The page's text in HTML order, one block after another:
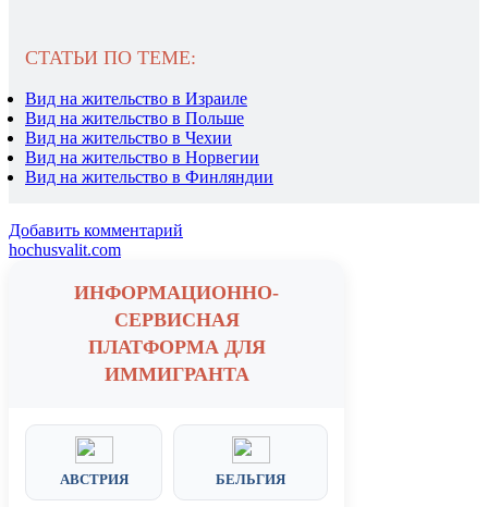
СТАТЬИ ПО ТЕМЕ:
Вид на жительство в Израиле
Вид на жительство в Польше
Вид на жительство в Чехии
Вид на жительство в Норвегии
Вид на жительство в Финляндии
Добавить комментарий
hochusvalit.com
ИНФОРМАЦИОННО-
СЕРВИСНАЯ
ПЛАТФОРМА ДЛЯ
ИММИГРАНТА
АВСТРИЯ БЕЛЬГИЯ